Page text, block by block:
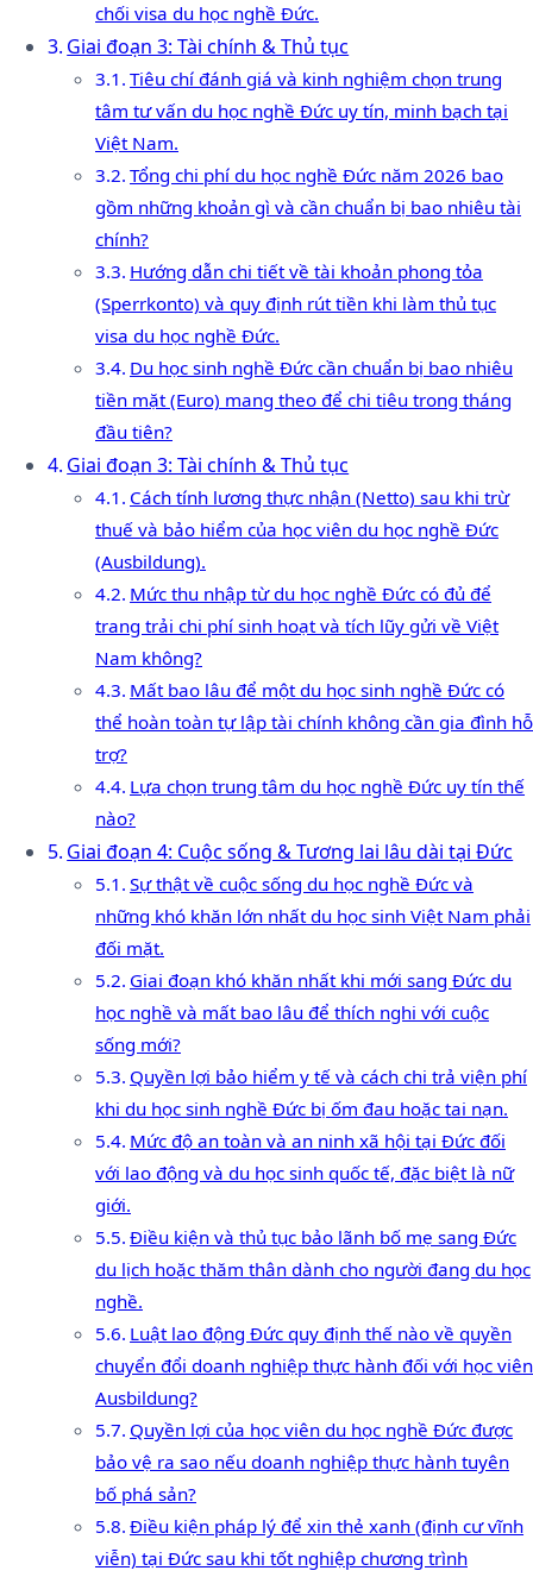
chối visa du học nghề Đức.
Giai đoạn 3: Tài chính & Thủ tục
Tiêu chí đánh giá và kinh nghiệm chọn trung
tâm tư vấn du học nghề Đức uy tín, minh bạch tại
Việt Nam.
Tổng chi phí du học nghề Đức năm 2026 bao
gồm những khoản gì và cần chuẩn bị bao nhiêu tài
chính?
Hướng dẫn chi tiết về tài khoản phong tỏa
(Sperrkonto) và quy định rút tiền khi làm thủ tục
visa du học nghề Đức.
Du học sinh nghề Đức cần chuẩn bị bao nhiêu
tiền mặt (Euro) mang theo để chi tiêu trong tháng
đầu tiên?
Giai đoạn 3: Tài chính & Thủ tục
Cách tính lương thực nhận (Netto) sau khi trừ
thuế và bảo hiểm của học viên du học nghề Đức
(Ausbildung).
Mức thu nhập từ du học nghề Đức có đủ để
trang trải chi phí sinh hoạt và tích lũy gửi về Việt
Nam không?
Mất bao lâu để một du học sinh nghề Đức có
thể hoàn toàn tự lập tài chính không cần gia đình hỗ
trợ?
Lựa chọn trung tâm du học nghề Đức uy tín thế
nào?
Giai đoạn 4: Cuộc sống & Tương lai lâu dài tại Đức
Sự thật về cuộc sống du học nghề Đức và
những khó khăn lớn nhất du học sinh Việt Nam phải
đối mặt.
Giai đoạn khó khăn nhất khi mới sang Đức du
học nghề và mất bao lâu để thích nghi với cuộc
sống mới?
Quyền lợi bảo hiểm y tế và cách chi trả viện phí
khi du học sinh nghề Đức bị ốm đau hoặc tai nạn.
Mức độ an toàn và an ninh xã hội tại Đức đối
với lao động và du học sinh quốc tế, đặc biệt là nữ
giới.
Điều kiện và thủ tục bảo lãnh bố mẹ sang Đức
du lịch hoặc thăm thân dành cho người đang du học
nghề.
Luật lao động Đức quy định thế nào về quyền
chuyển đổi doanh nghiệp thực hành đối với học viên
Ausbildung?
Quyền lợi của học viên du học nghề Đức được
bảo vệ ra sao nếu doanh nghiệp thực hành tuyên
bố phá sản?
Điều kiện pháp lý để xin thẻ xanh (định cư vĩnh
viễn) tại Đức sau khi tốt nghiệp chương trình